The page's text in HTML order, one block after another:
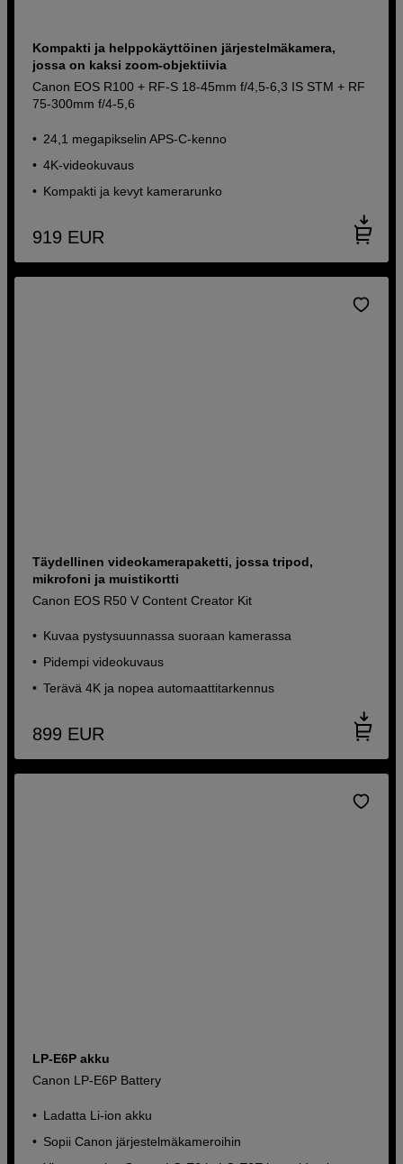
Kompakti ja helppokäyttöinen järjestelmäkamera,
jossa on kaksi zoom-objektiivia
Canon EOS R100 + RF-S 18-45mm f/4,5-6,3 IS STM + RF
75-300mm f/4-5,6
24,1 megapikselin APS-C-kenno
4K-videokuvaus
Kompakti ja kevyt kamerarunko
919 EUR
Täydellinen videokamerapaketti, jossa tripod,
mikrofoni ja muistikortti
Canon EOS R50 V Content Creator Kit
Kuvaa pystysuunnassa suoraan kamerassa
Pidempi videokuvaus
Terävä 4K ja nopea automaattitarkennus
899 EUR
LP-E6P akku
Canon LP-E6P Battery
Ladatta Li-ion akku
Sopii Canon järjestelmäkameroihin